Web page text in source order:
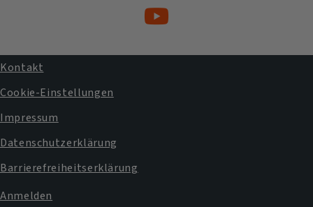
Fußbereichsmenü
Kontakt
Cookie-Einstellungen
Impressum
Datenschutzerklärung
Barrierefreiheitserklärung
Anmelden